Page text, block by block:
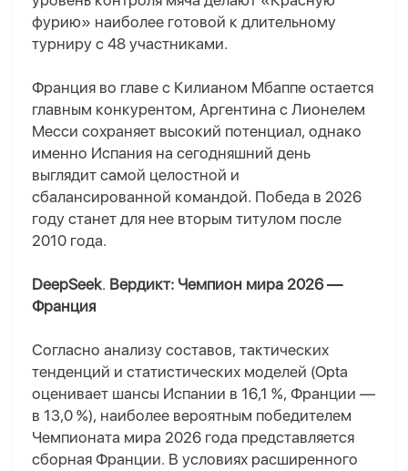
фурию» наиболее готовой к длительному
турниру с 48 участниками.
Франция во главе с Килианом Мбаппе остается
главным конкурентом, Аргентина с Лионелем
Месси сохраняет высокий потенциал, однако
именно Испания на сегодняшний день
выглядит самой целостной и
сбалансированной командой. Победа в 2026
году станет для нее вторым титулом после
2010 года.
DeepSeek. Вердикт: Чемпион мира 2026 —
Франция
Согласно анализу составов, тактических
тенденций и статистических моделей (Opta
оценивает шансы Испании в 16,1 %, Франции —
в 13,0 %), наиболее вероятным победителем
Чемпионата мира 2026 года представляется
сборная Франции. В условиях расширенного